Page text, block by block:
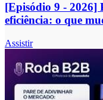
[Episódio 9 - 2026]
eficiência: o que
Assistir